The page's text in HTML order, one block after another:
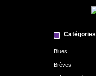
Catégories
Blues
Brèves